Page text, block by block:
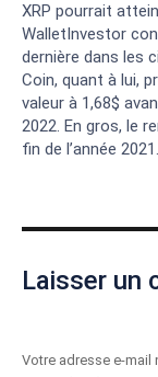
XRP pourrait
WalletInvestor
dernière dans les
Coin, quant à lui,
valeur à 1,68$
2022. En gros, le
fin de l’année 2021.
Laisser un
Votre adresse e-mail